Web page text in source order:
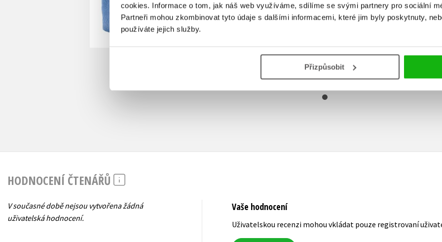
cookies. Informace o tom, jak náš web využíváme, sdílíme se svými partnery pro sociální
Partneři mohou zkombinovat tyto údaje s dalšími informacemi, které jim byly poskytnuty,
používáte jejich služby.
Přizpůsobit229 Kč
183 Kč
HODNOCENÍ ČTENÁŘŮ
V současné době nejsou vytvořena žádná
uživatelská hodnocení.
Vaše hodnocení
Uživatelskou recenzi mohou vkládat pouze registrovaní